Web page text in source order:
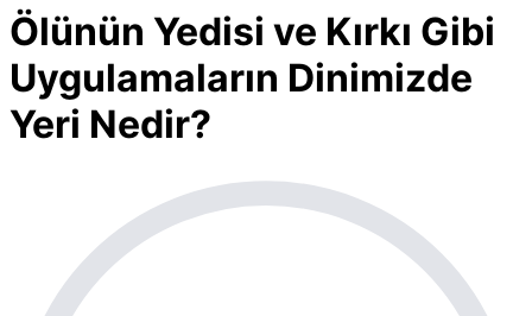
Ölünün Yedisi ve Kırkı Gibi
Uygulamaların Dinimizde
Yeri Nedir?